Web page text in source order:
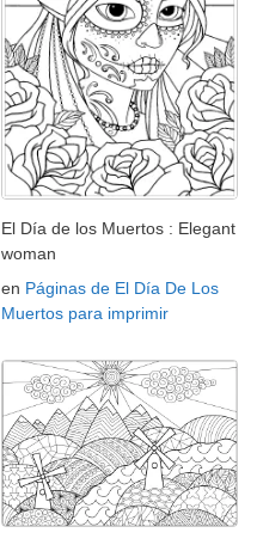
El Día de los Muertos : Elegant
woman
en Páginas de El Día De Los
Muertos para imprimir